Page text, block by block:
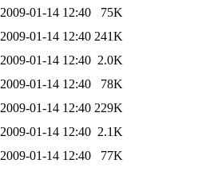
2009-01-14 12:40
75K
2009-01-14 12:40 241K
2009-01-14 12:40 2.0K
2009-01-14 12:40
78K
2009-01-14 12:40 229K
2009-01-14 12:40 2.1K
2009-01-14 12:40
77K